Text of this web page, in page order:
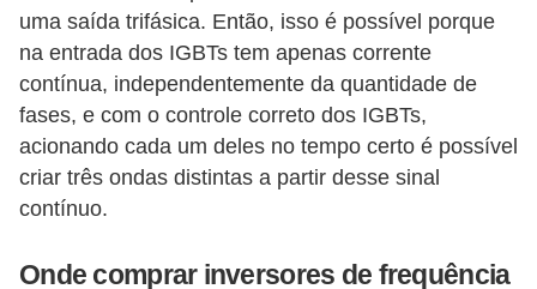
uma saída trifásica. Então, isso é possível porque
na entrada dos IGBTs tem apenas corrente
contínua, independentemente da quantidade de
fases, e com o controle correto dos IGBTs,
acionando cada um deles no tempo certo é possível
criar três ondas distintas a partir desse sinal
contínuo.
Onde comprar inversores de frequência
a
l
I
n
t